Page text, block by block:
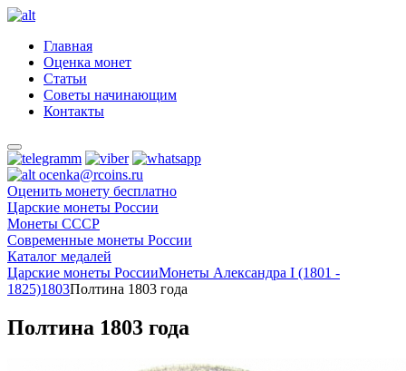
Главная
Оценка монет
Статьи
Советы начинающим
Контакты
ocenka@rcoins.ru
Оценить монету бесплатно
Царские монеты России
Монеты СССР
Современные монеты России
Каталог медалей
Царские монеты РоссииМонеты Александра I (1801 -
1825)1803Полтина 1803 года
Полтина 1803 года